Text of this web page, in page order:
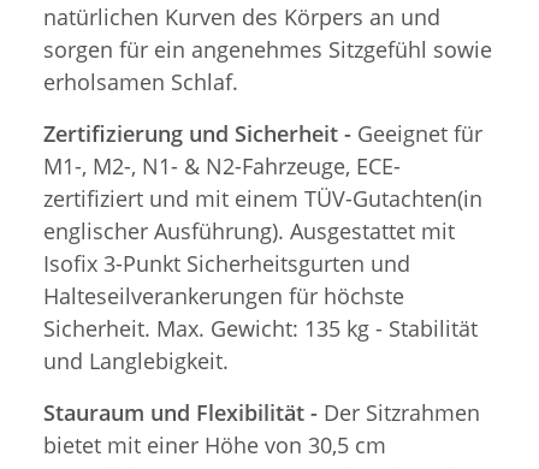
natürlichen Kurven des Körpers an und
sorgen für ein angenehmes Sitzgefühl sowie
erholsamen Schlaf.
Zertifizierung und Sicherheit - Geeignet für
M1-, M2-, N1- & N2-Fahrzeuge, ECE-
zertifiziert und mit einem TÜV-Gutachten(in
englischer Ausführung). Ausgestattet mit
Isofix 3-Punkt Sicherheitsgurten und
Halteseilverankerungen für höchste
Sicherheit. Max. Gewicht: 135 kg - Stabilität
und Langlebigkeit.
Stauraum und Flexibilität - Der Sitzrahmen
bietet mit einer Höhe von 30,5 cm